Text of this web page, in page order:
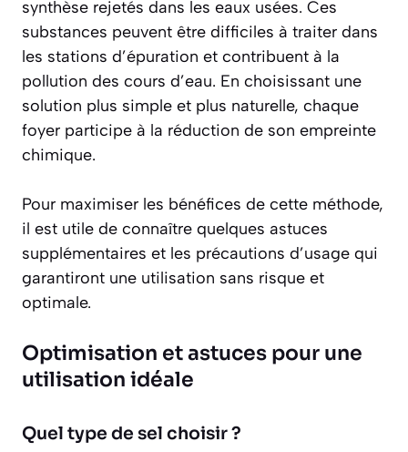
synthèse rejetés dans les eaux usées. Ces
substances peuvent être difficiles à traiter dans
les stations d’épuration et contribuent à la
pollution des cours d’eau. En choisissant une
solution plus simple et plus naturelle, chaque
foyer participe à la réduction de son empreinte
chimique.
Pour maximiser les bénéfices de cette méthode,
il est utile de connaître quelques astuces
supplémentaires et les précautions d’usage qui
garantiront une utilisation sans risque et
optimale.
Optimisation et astuces pour une
utilisation idéale
Quel type de sel choisir ?